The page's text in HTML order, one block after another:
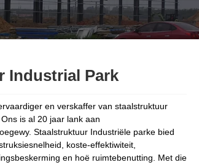
Industrial Park
en verskaffer van staalstruktuur
is al 20 jaar lank aan
Staalstruktuur Industriële parke bied
koste-effektiwiteit,
en hoë ruimtebenutting. Met die